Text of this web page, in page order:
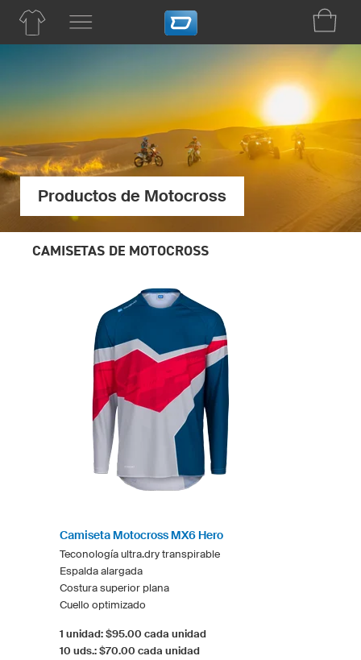
Productos de Motocross
CAMISETAS DE MOTOCROSS
Camiseta Motocross MX6 Hero
Teconología ultra.dry transpirable
Espalda alargada
Costura superior plana
Cuello optimizado
1 unidad: $95.00 cada unidad
10 uds.: $70.00 cada unidad